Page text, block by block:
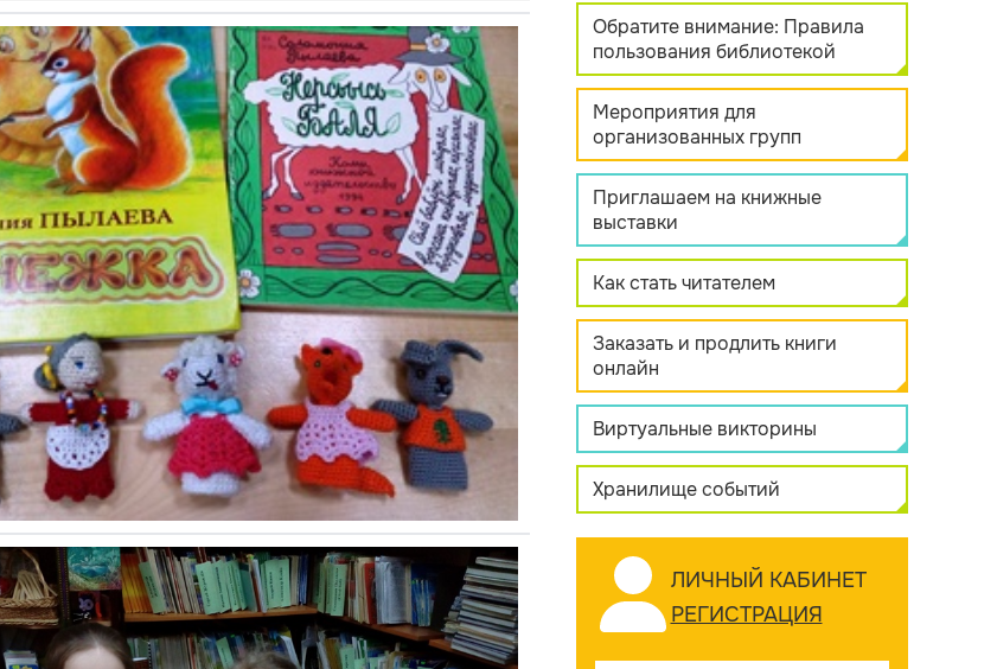
Обратите внимание: Правила
пользования библиотекой
Мероприятия для
организованных групп
Приглашаем на книжные
выставки
Как стать читателем
Заказать и продлить книги
онлайн
Виртуальные викторины
Хранилище событий
ЛИЧНЫЙ КАБИНЕТ
РЕГИСТРАЦИЯ